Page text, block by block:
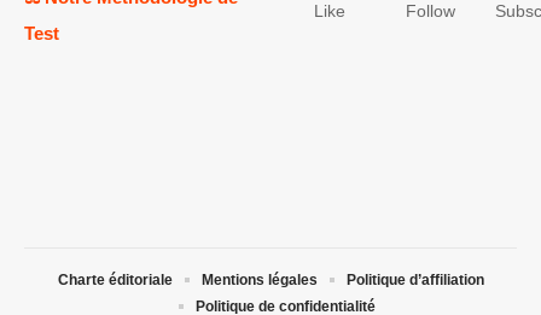
Test
Like Follow
Charte éditoriale Mentions légales
Politique d’affiliation
Politique de confidentialité